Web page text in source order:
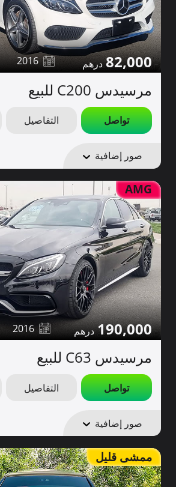
82,000
2016
مرسيدس C200 للبيع
تواصل التفاصيل
صور إضافية
AMG
190,000
2016
مرسيدس C63 للبيع
تواصل التفاصيل
صور إضافية
ممشى قليل